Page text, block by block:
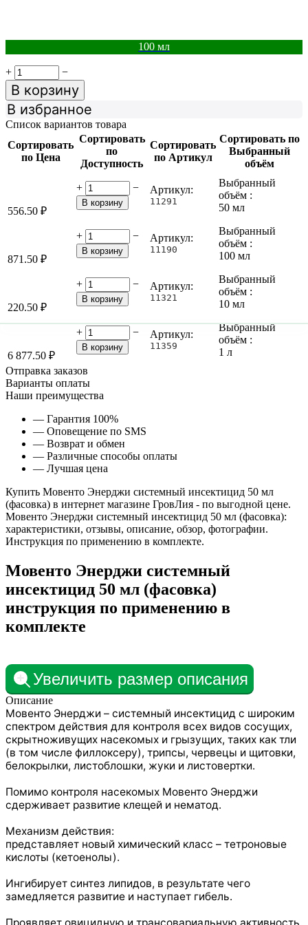
100 мл
+ −
В корзину
В избранное
Список вариантов товара
Сортировать
по Цена
Сортировать
по
Доступность
Сортировать
по Артикул
Сортировать по
Выбранный
объём
556.50 ₽
+ −
В корзину
Артикул:
11291
Выбранный
объём :
50 мл
871.50 ₽
+ −
В корзину
Артикул:
11190
Выбранный
объём :
100 мл
220.50 ₽
+ −
В корзину
Артикул:
11321
Выбранный
объём :
10 мл
6 877.50 ₽
+ −
В корзину
Артикул:
11359
Выбранный
объём :
1 л
Отправка заказов
Варианты оплаты
Наши преимущества
— Гарантия 100%
— Оповещение по SMS
— Возврат и обмен
— Различные способы оплаты
— Лучшая цена
Купить Мовенто Энерджи системный инсектицид 50 мл
(фасовка) в интернет магазине ГровЛия - по выгодной цене.
Мовенто Энерджи системный инсектицид 50 мл (фасовка):
характеристики, отзывы, описание, обзор, фотографии.
Инструкция по применению в комплекте.
Мовенто Энерджи системный
инсектицид 50 мл (фасовка)
инструкция по применению в
комплекте
Увеличить размер описания
Описание
Мовенто Энерджи – системный инсектицид с широким
спектром действия для контроля всех видов сосущих,
скрытноживущих насекомых и грызущих, таких как тли
(в том числе филлоксеру), трипсы, червецы и щитовки,
белокрылки, листоблошки, жуки и листовертки.
Помимо контроля насекомых Мовенто Энерджи
сдерживает развитие клещей и нематод.
Механизм действия:
представляет новый химический класс – тетроновые
кислоты (кетоенолы).
Ингибирует синтез липидов, в результате чего
замедляется развитие и наступает гибель.